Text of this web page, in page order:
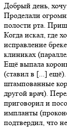
Добрый день,
Проделали
полости рта.
Когда искал, где
исправление
клиниках
Ещё выпала
(ставил в [...]
штампованные
другой врач).
приговорил и
импланты​
подтвердил, что